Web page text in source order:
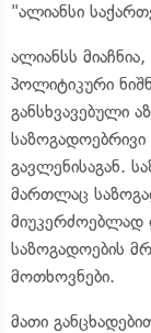
"ალიანსი
ალიანსს
პოლიტიკური
განსხვავებული
გავლენისაგან.
მართლაც
მიუკერძოებლად
საზოგადოების
მოთხოვნები.
მათი